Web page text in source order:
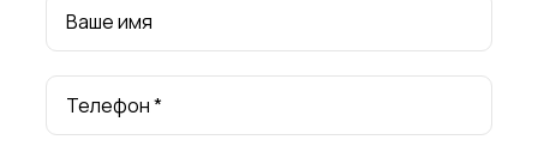
Ваше имя
Телефон *